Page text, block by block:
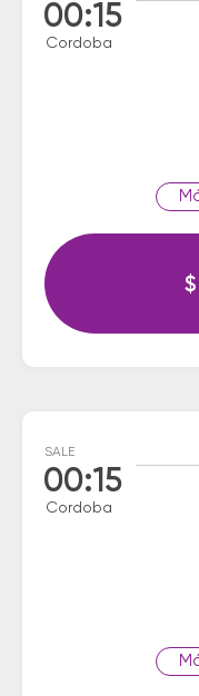
00:15
Cordoba
$
SALE
00:15
Cordoba